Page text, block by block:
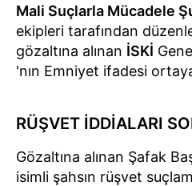
Mali Suçlarla Mücadele
ekipleri tarafından
gözaltına alınan İSKİ
'nın Emniyet ifadesi
RÜŞVET İDDİALARI
Gözaltına alınan Şafak
isimli şahsın rüşvet